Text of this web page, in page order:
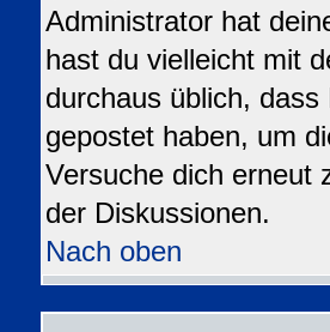
Administrator hat
hast du vielleicht mit
durchaus üblich,
gepostet haben, um
Versuche dich erneut
der Diskussionen.
Nach oben